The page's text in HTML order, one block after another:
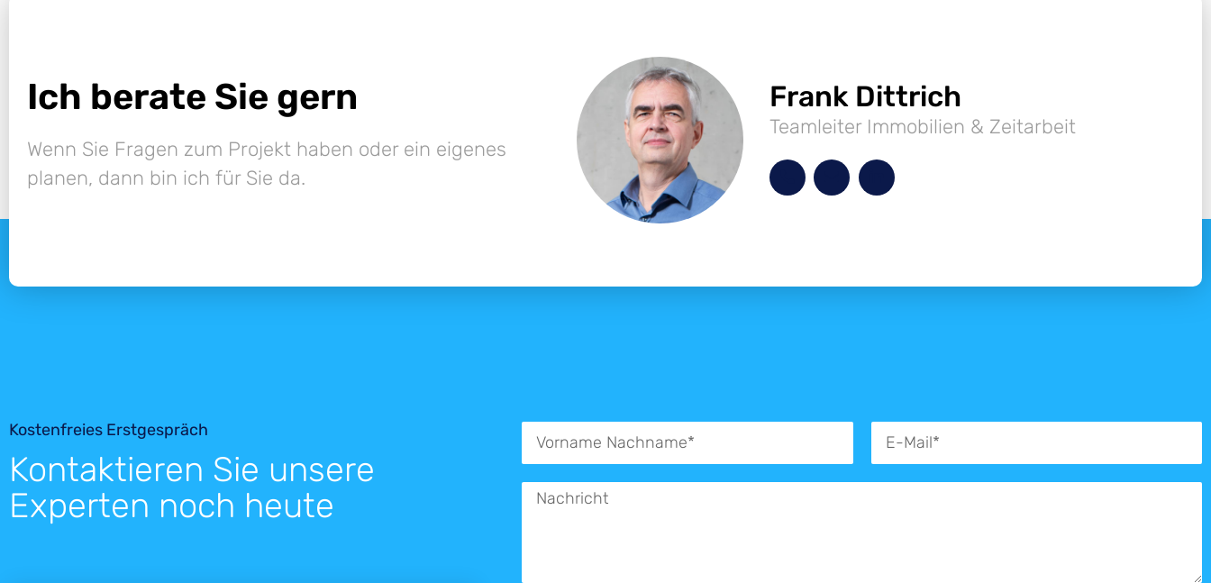
Ich berate Sie gern
Wenn Sie Fragen zum Projekt haben oder ein eigenes
planen, dann bin ich für Sie da.
Frank Dittrich
Teamleiter Immobilien & Zeitarbeit
Kostenfreies Erstgespräch
Kontaktieren Sie unsere
Experten noch heute